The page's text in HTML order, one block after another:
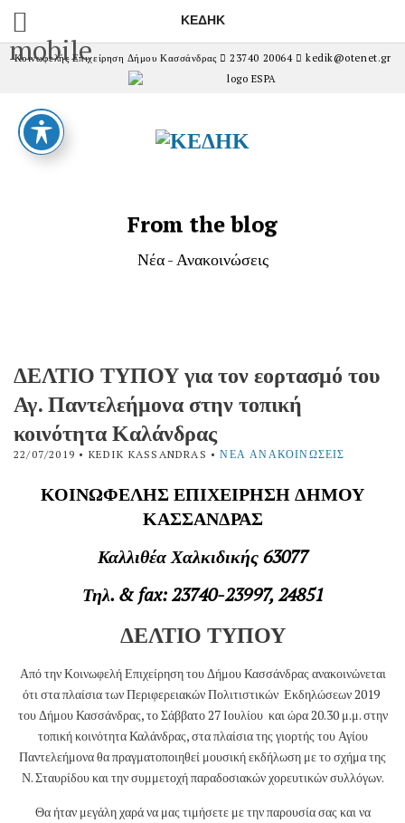
mobile
ΚΕΔΗΚ
Κοινωφελής Επιχείρηση Δήμου Κασσάνδρας 23740 20064 kedik@otenet.gr
From the blog
Νέα - Ανακοινώσεις
ΔΕΛΤΙΟ ΤΥΠΟΥ για τον εορτασμό του
Αγ. Παντελεήμονα στην τοπική
κοινότητα Καλάνδρας
22/07/2019 • KEDIK KASSANDRAS •ΝΈΑ ΑΝΑΚΟΙΝΏΣΕΙΣ
ΚΟΙΝΩΦΕΛΗΣ ΕΠΙΧΕΙΡΗΣΗ ΔΗΜΟΥ
ΚΑΣΣΑΝΔΡΑΣ
Καλλιθέα Χαλκιδικής 63077
Τηλ. & fax: 23740-23997, 24851
ΔΕΛΤΙΟ ΤΥΠΟΥ
Από την Κοινωφελή Επιχείρηση του Δήμου Κασσάνδρας ανακοινώνεται
ότι στα πλαίσια των Περιφερειακών Πολιτιστικών Εκδηλώσεων 2019
του Δήμου Κασσάνδρας, το Σάββατο 27 Ιουλίου και ώρα 20.30 μ.μ. στην
τοπική κοινότητα Καλάνδρας, στα πλαίσια της γιορτής του Αγίου
Παντελεήμονα θα πραγματοποιηθεί μουσική εκδήλωση με το σχήμα της
Ν. Σταυρίδου και την συμμετοχή παραδοσιακών χορευτικών συλλόγων.
Θα ήταν μεγάλη χαρά να μας τιμήσετε με την παρουσία σας και να